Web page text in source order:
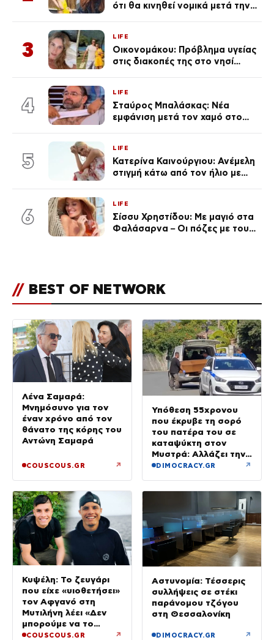
ότι θα κινηθεί νομικά μετά την
3
LIFE
Οικονομάκου: Πρόβλημα υγείας
στις διακοπές της στο νησί
4
LIFE
Σταύρος Μπαλάσκας: Νέα
εμφάνιση μετά τον χαμό στο
5
LIFE
Κατερίνα Καινούργιου: Ανέμελη
στιγμή κάτω από τον ήλιο με
6
LIFE
Σίσσυ Χρηστίδου: Με μαγιό στα
Φαλάσαρνα – Οι πόζες με τους
// BEST OF NETWORK
Λένα Σαμαρά:
Μνημόσυνο για τον
έναν χρόνο από τον
θάνατο της κόρης του
Αντώνη Σαμαρά
COUSCOUS.GR ↗
Υπόθεση 55χρονου
που έκρυβε τη σορό
του πατέρα του σε
καταψύκτη στον
Μυστρά: Αλλάζει την
υπερασπιστική του
DIMOCRACY.GR ↗
Κυψέλη: Το ζευγάρι
που είχε «υιοθετήσει»
τον Αφγανό στη
Μυτιλήνη λέει «Δεν
μπορούμε να το
πιστέψουμε»
COUSCOUS.GR ↗
Αστυνομία: Τέσσερις
συλλήψεις σε στέκι
παράνομου τζόγου
στη Θεσσαλονίκη
DIMOCRACY.GR ↗